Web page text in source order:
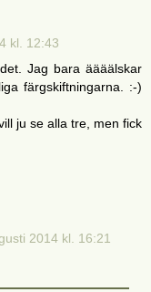
kl. 12:43
Jag bara äääälskar
färgskiftningarna. :-)
ju se alla tre, men fick
2014 kl. 16:21